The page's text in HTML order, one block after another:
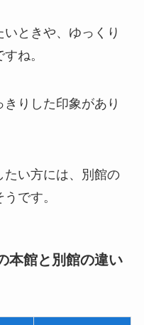
ときや、ゆっくり
ね。
りした印象があり
たい方には、別館の
です。
本館と別館の違い